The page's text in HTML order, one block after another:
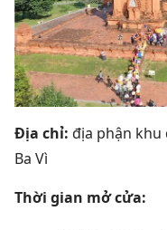
Địa chỉ: địa phận khu
Ba Vì
Thời gian mở cửa: